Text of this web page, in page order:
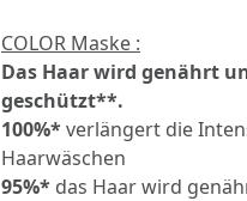
COLOR Maske :
Das Haar wird genährt
geschützt**.
100%*verlängert die
Haarwäschen
95%* das Haar wird